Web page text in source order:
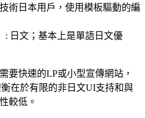
術日本用戶，使用模板驅動的編
: 日文；基本上是單語日文優
要快速的LP或小型宣傳網站，
在於有限的非日文UI支持和與
較低。